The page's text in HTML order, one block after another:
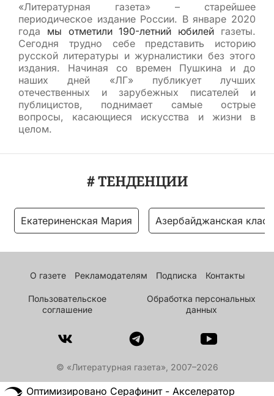
«Литературная газета» – старейшее
периодическое издание России. В январе 2020
года мы отметили 190-летний юбилей газеты.
Сегодня трудно себе представить историю
русской литературы и журналистики без этого
издания. Начиная со времен Пушкина и до
наших дней «ЛГ» публикует лучших
отечественных и зарубежных писателей и
публицистов, поднимает самые острые
вопросы, касающиеся искусства и жизни в
целом.
# ТЕНДЕНЦИИ
Екатериненская Мария Азербайджанская
О газете Рекламодателям Подписка Контакты
Пользовательское
соглашение
Обработка персональных
данных
© «Литературная газета», 2007–2026
Оптимизировано Серафинит - Акселератор